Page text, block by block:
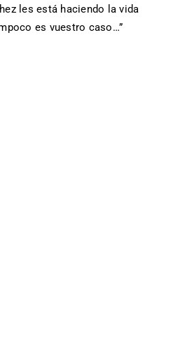
les está haciendo la vida
es vuestro caso…”